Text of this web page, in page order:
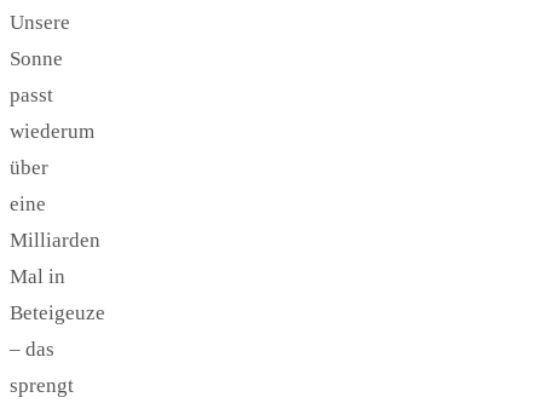
Unsere
Sonne
passt
wiederum
über
eine
Milliarden
Mal in
Beteigeuze
– das
sprengt